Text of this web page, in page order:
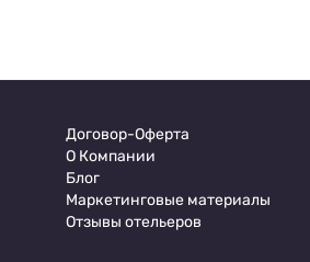
Договор-Оферта
О Компании
Блог
Маркетинговые материалы
Отзывы отельеров